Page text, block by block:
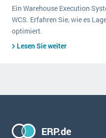
Ein Warehouse Execution
WCS. Erfahren Sie, wie es
optimiert.
Lesen Sie weiter
ERP.de